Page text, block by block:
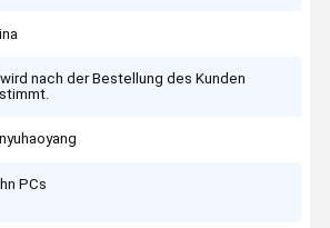
nach der Bestellung des Kunden
PCs